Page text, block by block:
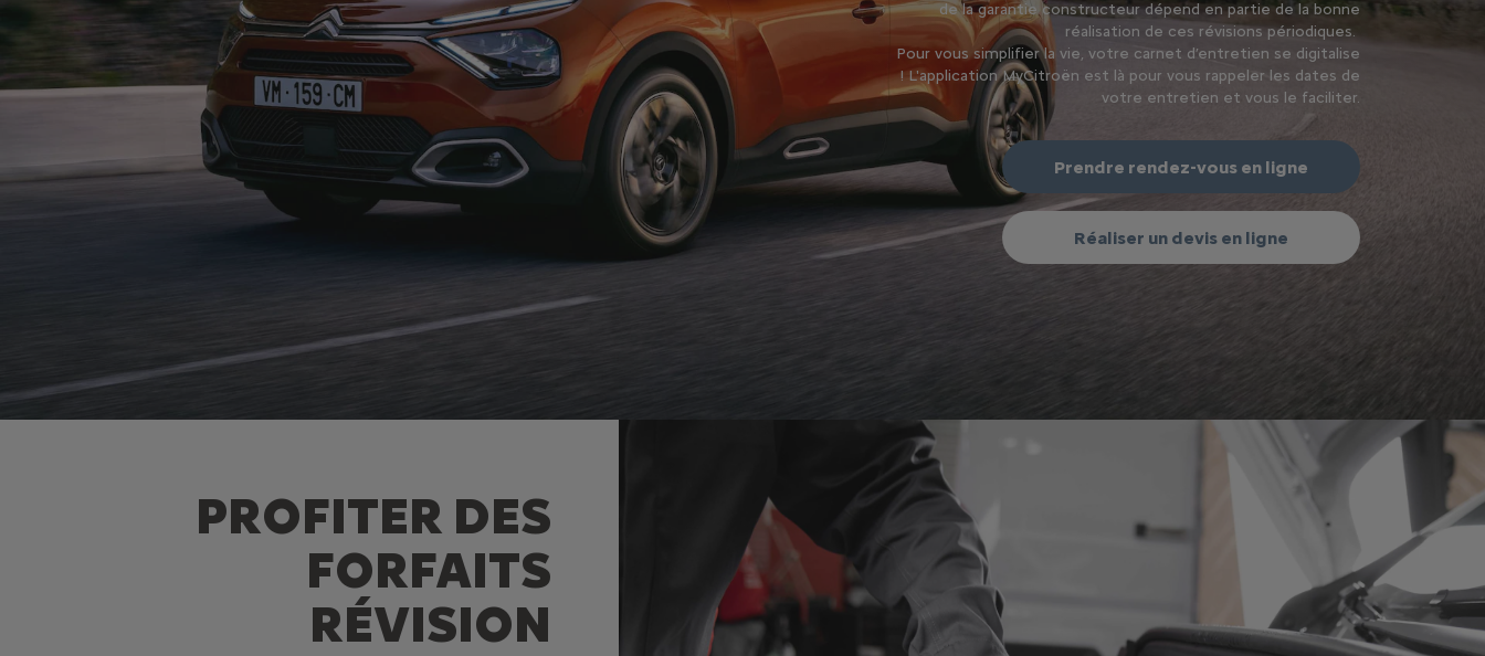
de la garantie constructeur dépend en partie de la bonne
réalisation de ces révisions périodiques.
Pour vous simplifier la vie, votre carnet d’entretien se digitalise
!L'application MyCitroën est là pour vous rappeler les dates de
votre entretien et vous le faciliter.
Prendre rendez-vous en ligne
Réaliser un devis en ligne
PROFITER DES
FORFAITS
RÉVISION